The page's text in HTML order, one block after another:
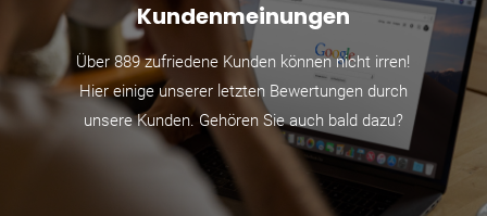
Kundenmeinungen
Über 889 zufriedene Kunden können nicht irren!
Hier einige unserer letzten Bewertungen durch
unsere Kunden. Gehören Sie auch bald dazu?